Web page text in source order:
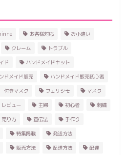
お客様対応 お小遣い
クレーム トラブル
ド ハンドメイドキット
ドメイド販売 ハンドメイド販売初心者
付きマスク フェリシモ マスク
レビュー 主婦 初心者 刺繍
売り方 宣伝法 手作り
特集掲載 発送方法
販売方法 配送方法 配達